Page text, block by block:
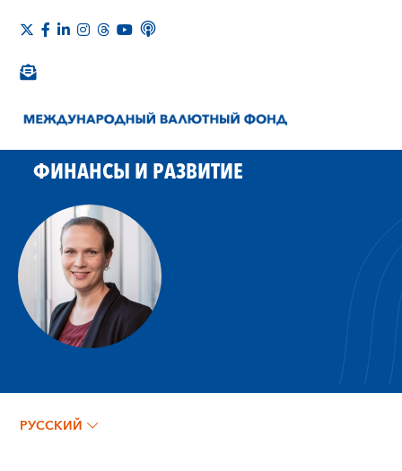
ФИНАНСЫ И РАЗВИТИЕ
Клаудия Шаффранка
РУССКИЙ